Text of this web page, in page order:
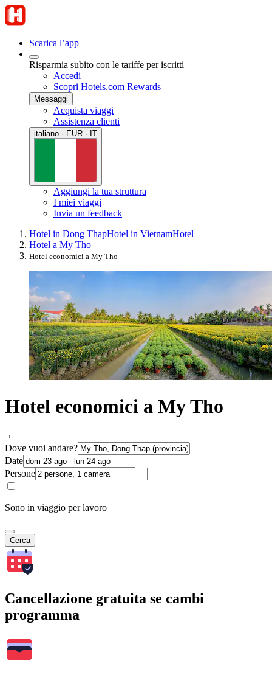
Scarica l’app
Risparmia subito con le tariffe per iscritti
Accedi
Scopri Hotels.com Rewards
Messaggi
Acquista viaggi
Assistenza clienti
italiano · EUR · IT
Aggiungi la tua struttura
I miei viaggi
Invia un feedback
Hotel in Dong ThapHotel in VietnamHotel
Hotel a My Tho
Hotel economici a My Tho
Hotel economici a My Tho
Dove vuoi andare?
Date
Persone
Sono in viaggio per lavoro
Cerca
Cancellazione gratuita se cambi
programma